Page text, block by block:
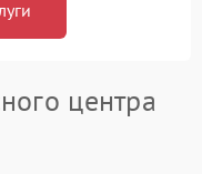
центра